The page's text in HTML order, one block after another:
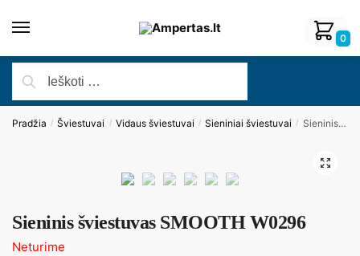
0
Pradžia / Šviestuvai / Vidaus šviestuvai / Sieniniai šviestuvai / Sieninis šviestuvas SMOOTH W0296
🔍
Sieninis šviestuvas SMOOTH W0296
Neturime